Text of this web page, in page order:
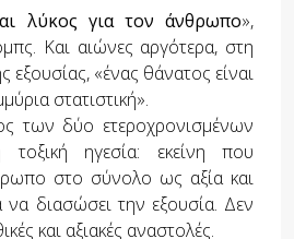
λύκος για τον άνθρωπο»,
Και αιώνες αργότερα, στη
εξουσίας, «ένας θάνατος είναι
στατιστική».
των δύο ετεροχρονισμένων
ηγεσία: εκείνη που
στο σύνολο ως αξία και
να διασώσει την εξουσία. Δεν
και αξιακές αναστολές.